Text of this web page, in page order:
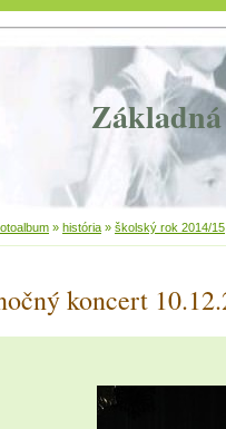
Základná
» história » školský rok 2014/15
koncert